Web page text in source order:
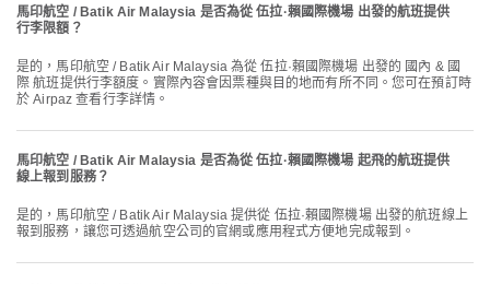
馬印航空 / Batik Air Malaysia 是否為從 伍拉·賴國際機場 出發的航班提供
行李限額？
是的，馬印航空 / Batik Air Malaysia 為從 伍拉·賴國際機場 出發的 國內 & 國
際 航班提供行李額度。實際內容會因票種與目的地而有所不同。您可在預訂時
於 Airpaz 查看行李詳情。
馬印航空 / Batik Air Malaysia 是否為從 伍拉·賴國際機場 起飛的航班提供
線上報到服務？
是的，馬印航空 / Batik Air Malaysia 提供從 伍拉·賴國際機場 出發的航班線上
報到服務，讓您可透過航空公司的官網或應用程式方便地完成報到。